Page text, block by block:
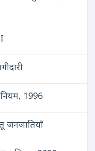
1996
जनजातियाँ